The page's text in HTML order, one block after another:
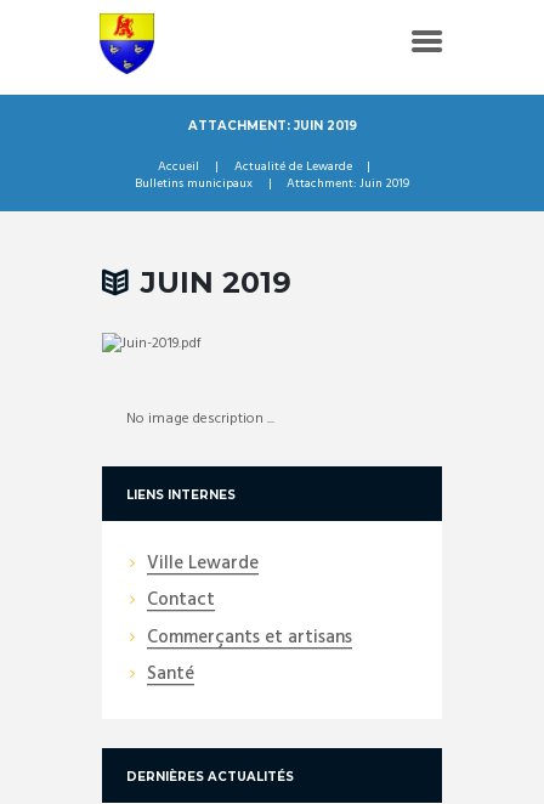
ATTACHMENT: JUIN 2019
Accueil
Actualité de Lewarde
Bulletins municipaux
Attachment: Juin 2019
JUIN 2019
No image description ...
LIENS INTERNES
Ville Lewarde
Contact
Commerçants et artisans
Santé
DERNIÈRES ACTUALITÉS